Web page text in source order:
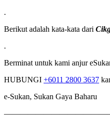
.
Berikut adalah kata-kata dari
.
Berminat untuk kami anjur
HUBUNGI +6011 2800 3637
e-Sukan, Sukan Gaya Baharu